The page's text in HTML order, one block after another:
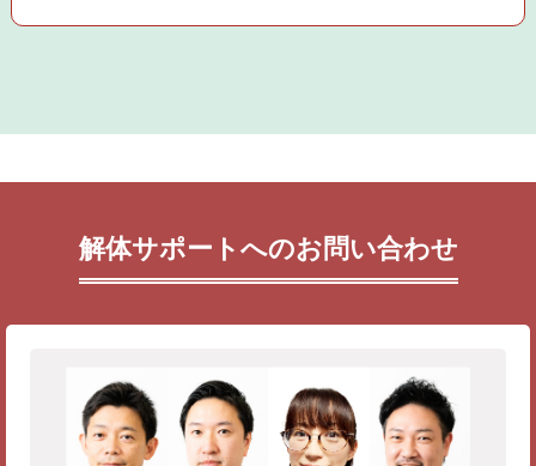
解体サポートへのお問い合わせ